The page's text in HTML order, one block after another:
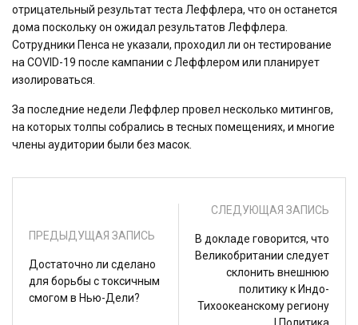
отрицательный результат теста Леффлера, что он останется
дома поскольку он ожидал результатов Леффлера.
Сотрудники Пенса не указали, проходил ли он тестирование
на COVID-19 после кампании с Леффлером или планирует
изолироваться.
За последние недели Леффлер провел несколько митингов,
на которых толпы собрались в тесных помещениях, и многие
члены аудитории были без масок.
ПРЕДЫДУЩАЯ ЗАПИСЬ
Достаточно ли сделано
для борьбы с токсичным
смогом в Нью-Дели?
СЛЕДУЮЩАЯ ЗАПИСЬ
В докладе говорится, что
Великобритании следует
склонить внешнюю
политику к Индо-
Тихоокеанскому региону